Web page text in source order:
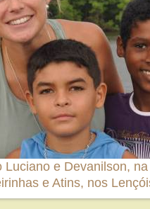
Luciano e Devanilson,
e Atins, nos